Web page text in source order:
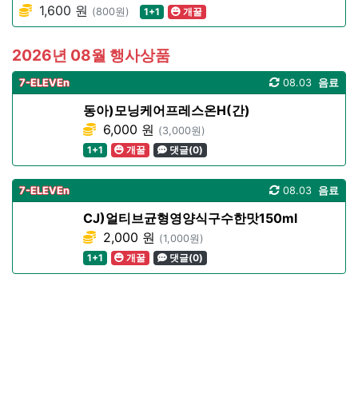
1,600 원 (800원) 1+1 개꿀
2026년 08월 행사상품
7-ELEVEn 음료
08.03
동아)모닝케어프레스온H(간)
6,000 원 (3,000원)
1+1
개꿀 댓글(0)
7-ELEVEn 음료
08.03
CJ)얼티브균형영양식구수한맛150ml
2,000 원 (1,000원)
1+1
개꿀 댓글(0)